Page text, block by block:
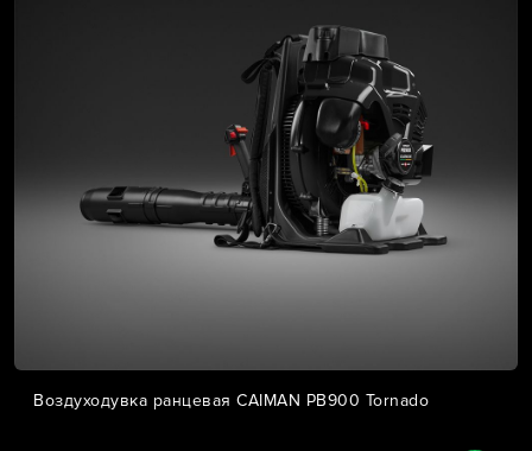
Воздуходувка ранцевая CAIMAN PB900 Tornado